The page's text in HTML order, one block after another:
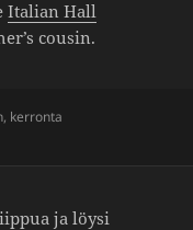
Italian Hall
cousin.
, kerronta
ja löysi